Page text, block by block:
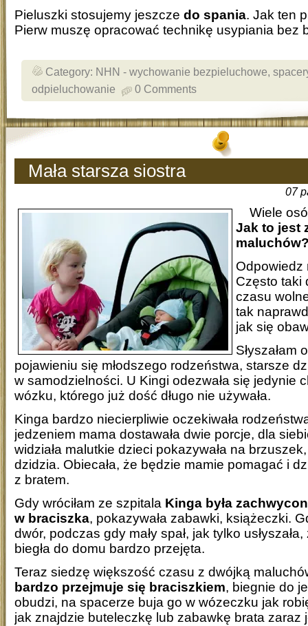
Pieluszki stosujemy jeszcze do spania. Jak ten
Pierw muszę opracować technikę usypiania bez
Category: NHN - wychowanie bezpieluchowe,
odpieluchowanie
0 Comments
Mała starsza siostra
07
Wiele
Jak to jest
Odpowiedz
Często taki
czasu
tak
jak się
Słyszałam
pojawieniu się młodszego rodzeństwa, starsze
w samodzielności. U Kingi odezwała się jedynie
wózku, którego już dość długo nie używała.
Kinga bardzo niecierpliwie oczekiwała
jedzeniem mama dostawała dwie porcje, dla
widziała malutkie dzieci pokazywała na
dzidzia. Obiecała, że będzie mamie pomagać i
z bratem.
Gdy wróciłam ze szpitala Kinga była
w braciszka, pokazywała zabawki, książeczki.
dwór, podczas gdy mały spał, jak tylko
biegła do domu bardzo przejęta.
Teraz siedzę większość czasu z dwójką
bardzo przejmuje się braciszkiem, biegnie do
obudzi, na spacerze buja go w wózeczku jak
jak znajdzie buteleczkę lub zabawkę brata zaraz